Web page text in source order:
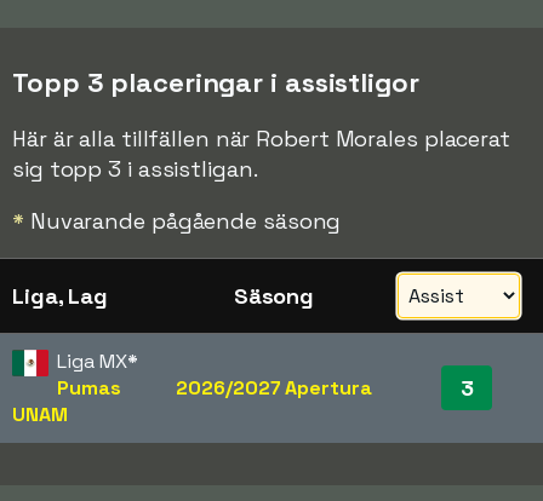
Topp 3 placeringar i assistligor
Här är alla tillfällen när Robert Morales placerat
sig topp 3 i assistligan.
* Nuvarande pågående säsong
Liga, Lag Säsong
Liga MX*
Pumas
UNAM
2026/2027 Apertura 3